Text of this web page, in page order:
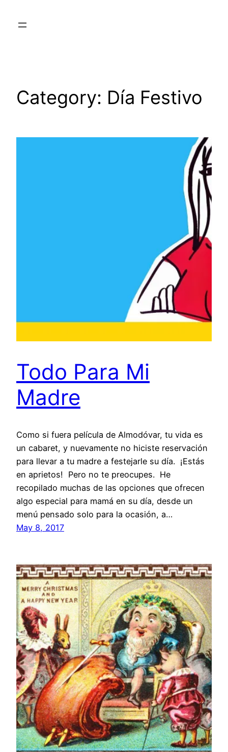
Category: Día Festivo
Todo Para Mi
Madre
Como si fuera película de Almodóvar, tu vida es
un cabaret, y nuevamente no hiciste reservación
para llevar a tu madre a festejarle su día. ¡Estás
en aprietos! Pero no te preocupes. He
recopilado muchas de las opciones que ofrecen
algo especial para mamá en su día, desde un
menú pensado solo para la ocasión, a…
May 8, 2017